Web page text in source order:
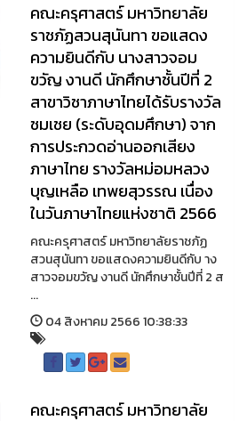
คณะครุศาสตร์ มหาวิทยาลัย
ราชภัฏสวนสุนันทา ขอแสดง
ความยินดีกับ นางสาวจอม
ขวัญ งานดี นักศึกษาชั้นปีที่ 2
สาขาวิชาภาษาไทยได้รับรางวัล
ชมเชย (ระดับอุดมศึกษา) จาก
การประกวดอ่านออกเสียง
ภาษาไทย รางวัลหม่อมหลวง
บุญเหลือ เทพยสุวรรณ เนื่อง
ในวันภาษาไทยแห่งชาติ 2566
คณะครุศาสตร์ มหาวิทยาลัยราชภัฏ
สวนสุนันทา ขอแสดงความยินดีกับ าง
สาวจอมขวัญ งานดี นักศึกษาชั้นปีที่ 2 ส
...
04 สิงหาคม 2566 10:38:33
คณะครุศาสตร์ มหาวิทยาลัย